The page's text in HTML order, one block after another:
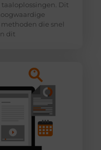
Dit
die snel
dit